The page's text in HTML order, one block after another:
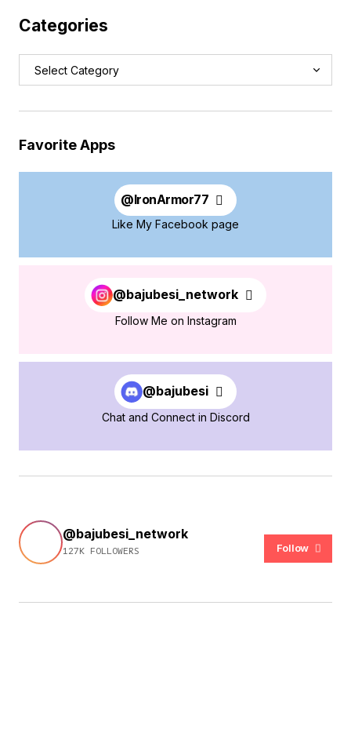
Categories
Favorite Apps
@IronArmor77
Like My Facebook page
@bajubesi_network
Follow Me on Instagram
@bajubesi
Chat and Connect in Discord
@bajubesi_network
127K FOLLOWERS Follow